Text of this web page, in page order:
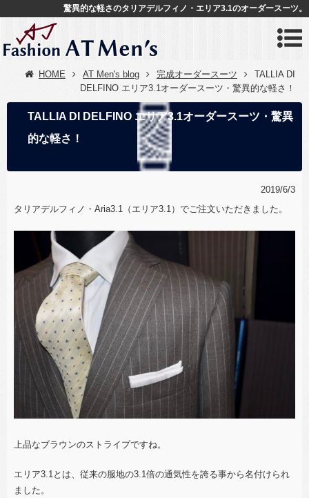
驚異的な軽さのタリアデルフィノ・エリア3.1のオーダースーツ。
HOME AT Men's blog 完成オーダースーツ
TALLIA DI
DELFINO エリア3.1オーダースーツ・驚異的な軽さ！
TALLIA DI DELFINO エリア3.1オーダースーツ・驚異
的な軽さ！
2019/6/3
タリアデルフィノ・Aria3.1（エリア3.1）でご注文いただきました。
上品なブラウンのストライプですね。
エリア3.1とは、従来の服地の3.1倍の通気性を誇る事から名付けられ
ました。